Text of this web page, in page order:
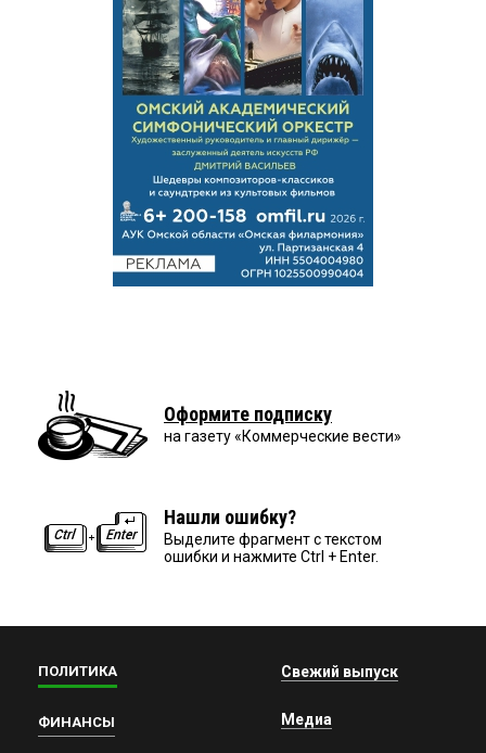
Оформите подписку
на газету «Коммерческие вести»
Нашли ошибку?
Выделите фрагмент с текстом
ошибки и нажмите Ctrl + Enter.
ПОЛИТИКА
ФИНАНСЫ
Свежий выпуск
Медиа